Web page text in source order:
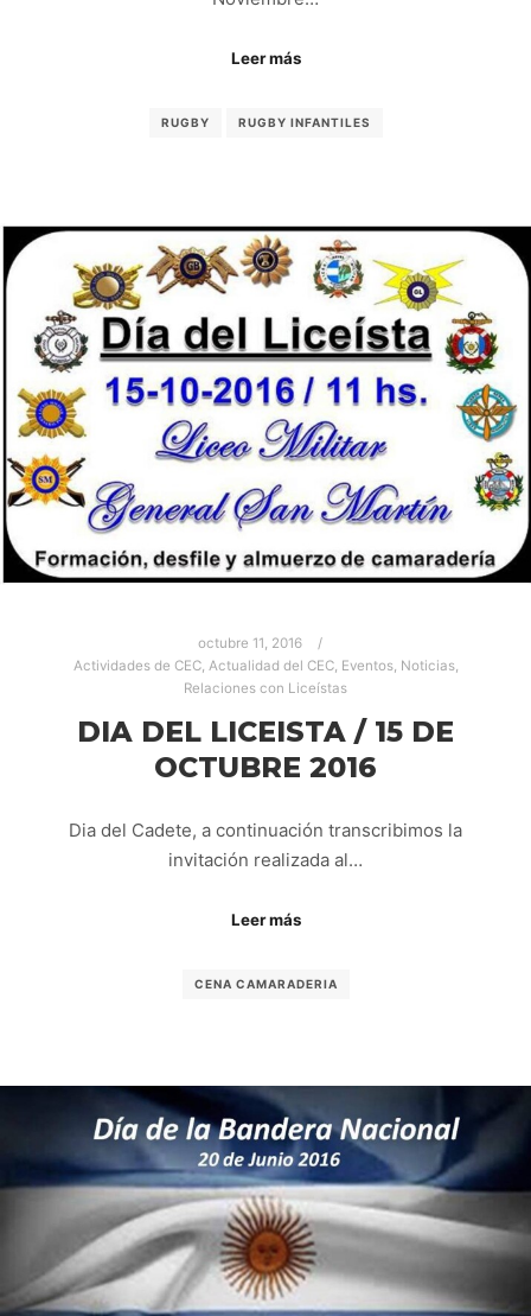
Leer más
RUGBY RUGBY INFANTILES
octubre 11, 2016
Actividades de CEC, Actualidad del CEC, Eventos, Noticias,
Relaciones con Liceístas
DIA DEL LICEISTA / 15 DE
OCTUBRE 2016
Dia del Cadete, a continuación transcribimos la
invitación realizada al…
Leer más
CENA CAMARADERIA